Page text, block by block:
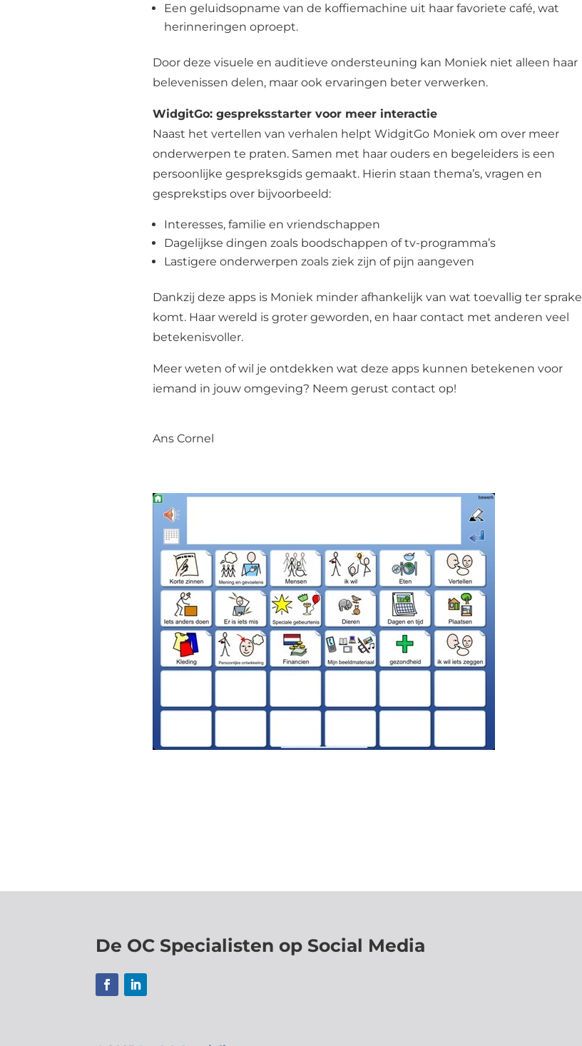
Een geluidsopname van de koffiemachine uit haar favoriete café, wat
herinneringen oproept.
Door deze visuele en auditieve ondersteuning kan Moniek niet alleen haar
belevenissen delen, maar ook ervaringen beter verwerken.
WidgitGo: gespreksstarter voor meer interactie
Naast het vertellen van verhalen helpt WidgitGo Moniek om over meer
onderwerpen te praten. Samen met haar ouders en begeleiders is een
persoonlijke gespreksgids gemaakt. Hierin staan thema’s, vragen en
gesprekstips over bijvoorbeeld:
Interesses, familie en vriendschappen
Dagelijkse dingen zoals boodschappen of tv-programma’s
Lastigere onderwerpen zoals ziek zijn of pijn aangeven
Dankzij deze apps is Moniek minder afhankelijk van wat toevallig ter sprake
komt. Haar wereld is groter geworden, en haar contact met anderen veel
betekenisvoller.
Meer weten of wil je ontdekken wat deze apps kunnen betekenen voor
iemand in jouw omgeving? Neem gerust contact op!
Ans Cornel
De OC Specialisten op Social Media